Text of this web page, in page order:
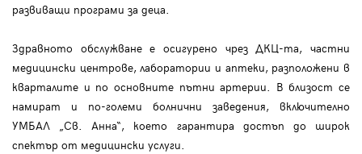
развиващи програми за деца.
Здравното обслужване е осигурено чрез ДКЦ-та, частни
медицински центрове, лаборатории и аптеки, разположени в
кварталите и по основните пътни артерии. В близост се
намират и по-големи болнични заведения, включително
УМБАЛ „Св. Анна“, което гарантира достъп до широк
спектър от медицински услуги.